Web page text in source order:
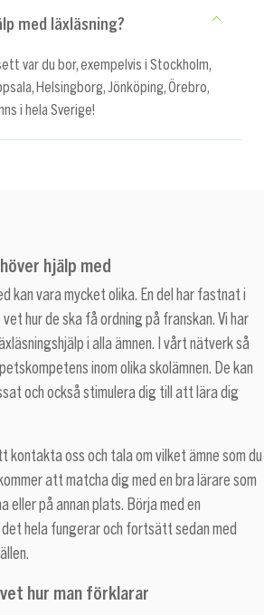
med läxläsning?
var du bor, exempelvis i Stockholm,
Helsingborg, Jönköping, Örebro,
i hela Sverige!
hjälp med
kan vara mycket olika. En del har fastnat i
hur de ska få ordning på franskan. Vi har
i alla ämnen. I vårt nätverk så
inom olika skolämnen. De kan
och också stimulera dig till att lära dig
kontakta oss och tala om vilket ämne som du
att matcha dig med en bra lärare som
eller på annan plats. Börja med en
hela fungerar och fortsätt sedan med
hur man förklarar